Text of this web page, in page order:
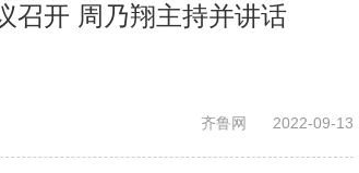
召开 周乃翔主持并讲话
齐鲁网 2022-09-13